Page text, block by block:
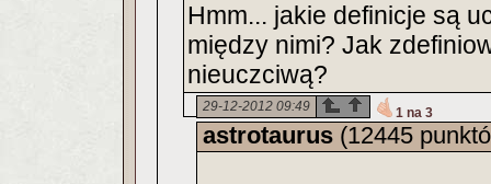
Hmm... jakie definicje są
między nimi? Jak
nieuczciwą?
29-12-2012 09:49 1 na 3
astrotaurus (12445